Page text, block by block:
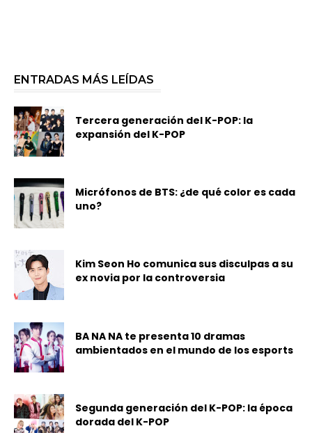
ENTRADAS MÁS LEÍDAS
Tercera generación del K-POP: la
expansión del K-POP
Micrófonos de BTS: ¿de qué color es cada
uno?
Kim Seon Ho comunica sus disculpas a su
ex novia por la controversia
BA NA NA te presenta 10 dramas
ambientados en el mundo de los esports
Segunda generación del K-POP: la época
dorada del K-POP